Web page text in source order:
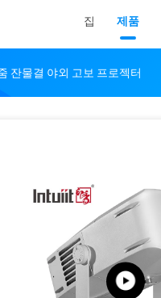
집 제품
잔물결 야외 고보 프로젝터